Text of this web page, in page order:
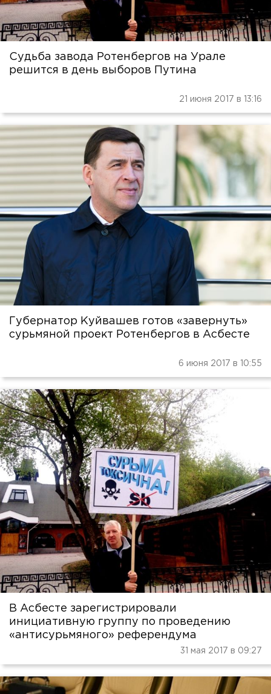
Судьба завода Ротенбергов на Урале
решится в день выборов Путина
21 июня 2017 в 13:16
Губернатор Куйвашев готов «завернуть»
сурьмяной проект Ротенбергов в Асбесте
6 июня 2017 в 10:55
В Асбесте зарегистрировали
инициативную группу по проведению
«антисурьмяного» референдума
31 мая 2017 в 09:27